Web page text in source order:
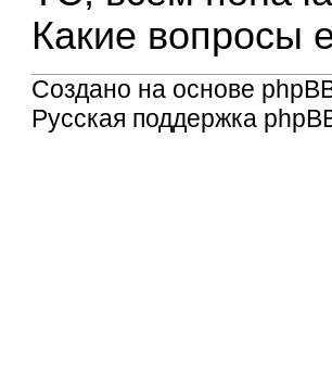
Какие вопросы
Создано на основе
Русская поддержка